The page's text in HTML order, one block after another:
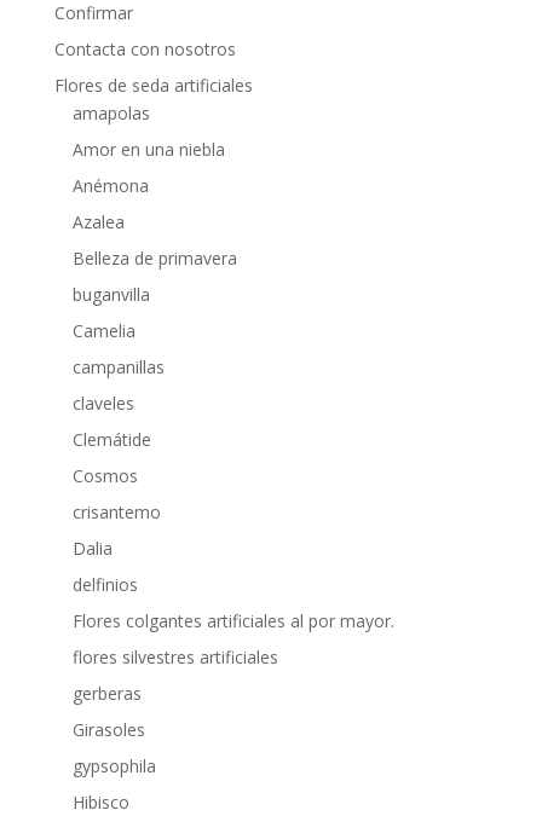
Confirmar
Contacta con nosotros
Flores de seda artificiales
amapolas
Amor en una niebla
Anémona
Azalea
Belleza de primavera
buganvilla
Camelia
campanillas
claveles
Clemátide
Cosmos
crisantemo
Dalia
delfinios
Flores colgantes artificiales al por mayor.
flores silvestres artificiales
gerberas
Girasoles
gypsophila
Hibisco